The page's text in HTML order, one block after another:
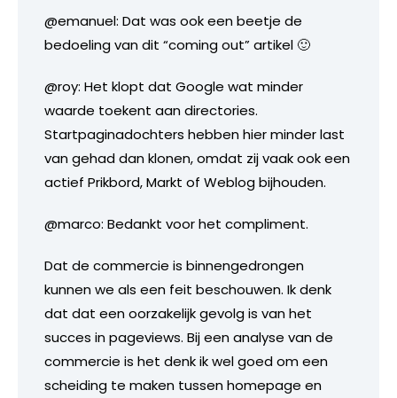
@emanuel: Dat was ook een beetje de
bedoeling van dit “coming out” artikel 🙂
@roy: Het klopt dat Google wat minder
waarde toekent aan directories.
Startpaginadochters hebben hier minder last
van gehad dan klonen, omdat zij vaak ook een
actief Prikbord, Markt of Weblog bijhouden.
@marco: Bedankt voor het compliment.
Dat de commercie is binnengedrongen
kunnen we als een feit beschouwen. Ik denk
dat dat een oorzakelijk gevolg is van het
succes in pageviews. Bij een analyse van de
commercie is het denk ik wel goed om een
scheiding te maken tussen homepage en